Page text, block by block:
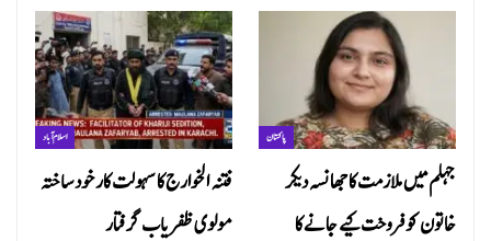
اسلام آباد
فتنہ الخوارج کا سہولت کار خود ساختہ
مولوی ظفریاب گرفتار
پاکستان
جہلم میں ملازمت کا جھانسہ دیکر
خاتون کو فروخت کیے جانے کا